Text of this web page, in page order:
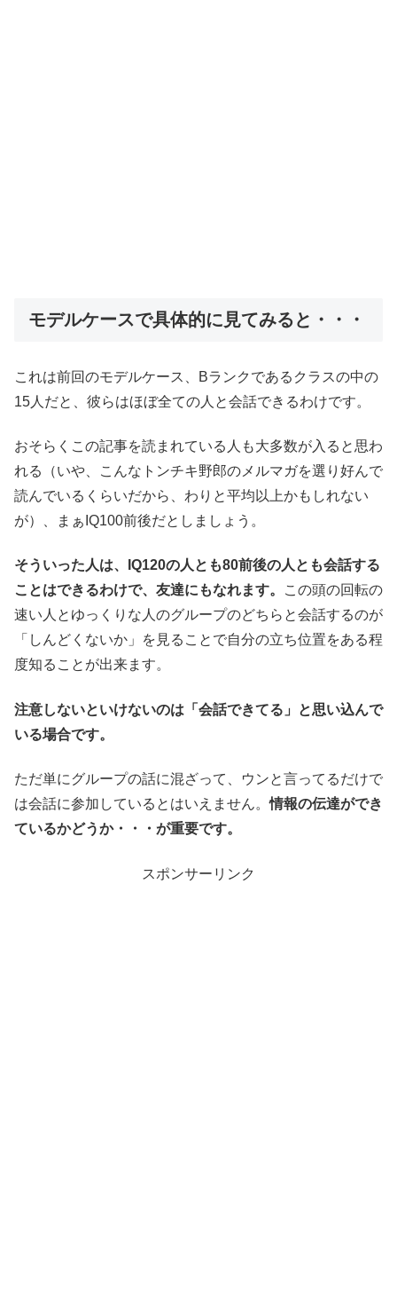
モデルケースで具体的に見てみると・・・
これは前回のモデルケース、Bランクであるクラスの中の
15人だと、彼らはほぼ全ての人と会話できるわけです。
おそらくこの記事を読まれている人も大多数が入ると思わ
れる（いや、こんなトンチキ野郎のメルマガを選り好んで
読んでいるくらいだから、わりと平均以上かもしれない
が）、まぁIQ100前後だとしましょう。
そういった人は、IQ120の人とも80前後の人とも会話する
ことはできるわけで、友達にもなれます。
この頭の回転の
速い人とゆっくりな人のグループのどちらと会話するのが
「しんどくないか」を見ることで自分の立ち位置をある程
度知ることが出来ます。
注意しないといけないのは「会話できてる」と思い込んで
いる場合です。
ただ単にグループの話に混ざって、ウンと言ってるだけで
は会話に参加しているとはいえません。情報の伝達ができ
ているかどうか・・・が重要です。
スポンサーリンク